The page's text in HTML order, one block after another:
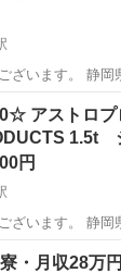
ざいます。 静岡
させ
士駅 その他
アストロ
1.5t
円
ざいます。 静岡
させ駅 その他
・月収28万